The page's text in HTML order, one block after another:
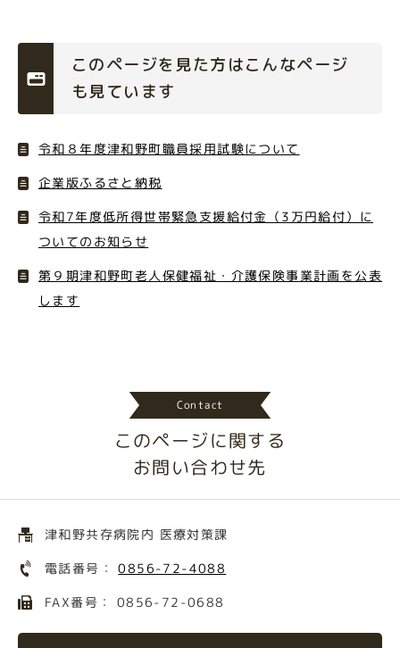
このページを見た方はこんなページ
も見ています
令和８年度津和野町職員採用試験について
企業版ふるさと納税
令和7年度低所得世帯緊急支援給付金（3万円給付）に
ついてのお知らせ
第９期津和野町老人保健福祉・介護保険事業計画を公表
します
Contact
このページに関する
お問い合わせ先
津和野共存病院内 医療対策課
電話番号：0856-72-4088
FAX番号： 0856-72-0688